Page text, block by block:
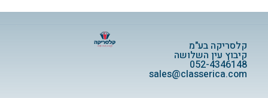
קלסריקה בע"מ
קיבוץ עין השלושה
052-4346148
sales@classerica.com